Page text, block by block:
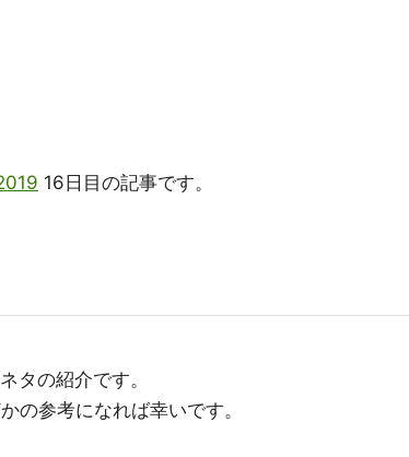
16日目の記事です。
タの紹介です。
の参考になれば幸いです。